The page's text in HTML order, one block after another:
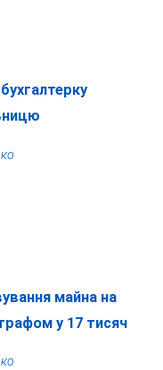
майна на
у 17 тисяч